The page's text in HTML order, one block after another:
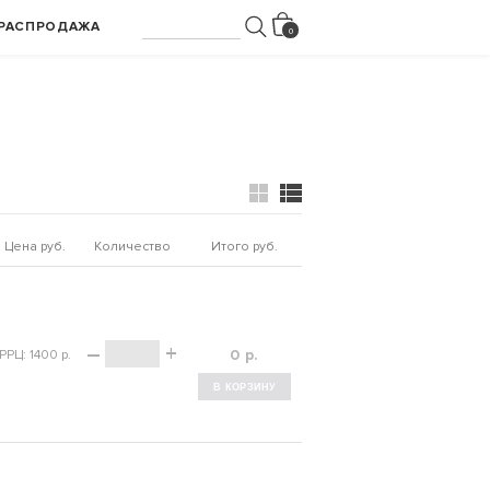
Цена руб. Количество Итого руб.
РРЦ: 1400 р. – + р.